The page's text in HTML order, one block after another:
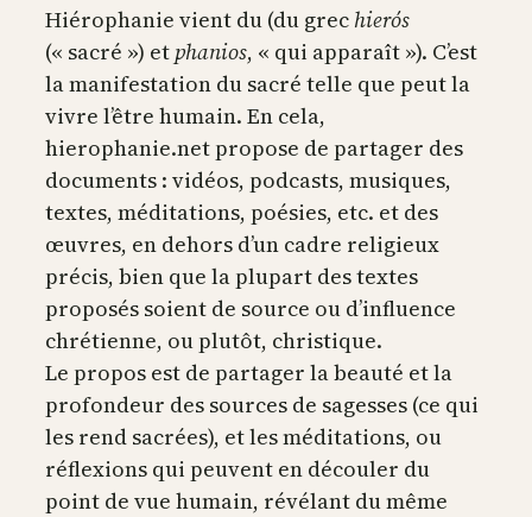
Hiérophanie vient du (du grec hierós
(« sacré ») et phanios, « qui apparaît »). C’est
la manifestation du sacré telle que peut la
vivre l’être humain. En cela,
hierophanie.net propose de partager des
documents : vidéos, podcasts, musiques,
textes, méditations, poésies, etc. et des
œuvres, en dehors d’un cadre religieux
précis, bien que la plupart des textes
proposés soient de source ou d’influence
chrétienne, ou plutôt, christique.
Le propos est de partager la beauté et la
profondeur des sources de sagesses (ce qui
les rend sacrées), et les méditations, ou
réflexions qui peuvent en découler du
point de vue humain, révélant du même